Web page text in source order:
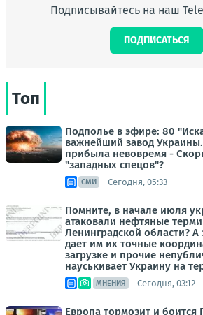
Подписывайтесь на наш
ПОДПИСАТЬСЯ
Топ
Подполье в эфире: 80
важнейший завод
прибыла невовремя -
"западных спецов"?
СМИ Сегодня, 05:33
Помните, в начале июля
атаковали нефтяные
Ленинградской области? А
дает им их точные
загрузке и прочие
науськивает Украину на
МНЕНИЯ Сегодня, 03:12
Европа тормозит и боится